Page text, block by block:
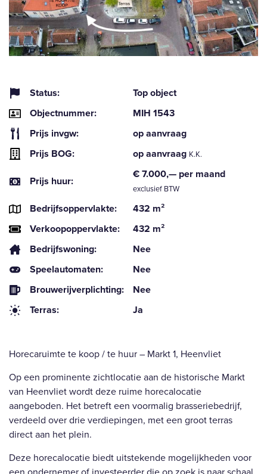
Status:
Top object
Objectnummer:
MIH 1543
Prijs invgw:
op aanvraag
Prijs BOG:
op aanvraag K.K.
Prijs huur:
€ 7.000,— per maand
exclusief BTW
Bedrijfsoppervlakte:
432 m²
Verkoopoppervlakte:
432 m²
Bedrijfswoning:
Nee
Speelautomaten:
Nee
Brouwerijverplichting:
Nee
Terras:
Ja
Horecaruimte te koop / te huur – Markt 1, Heenvliet
Op een prominente zichtlocatie aan de historische Markt
van Heenvliet wordt deze ruime horecalocatie
aangeboden. Het betreft een voormalig brasseriebedrijf,
verdeeld over drie verdiepingen, met een groot terras
direct aan het plein.
Deze horecalocatie biedt uitstekende mogelijkheden voor